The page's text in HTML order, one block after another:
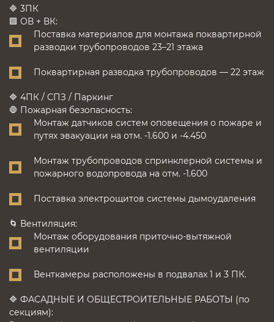
🔷 3ПК
🟩 ОВ + ВК:
Поставка материалов для монтажа поквартирной
разводки трубопроводов 23–21 этажа
Поквартирная разводка трубопроводов — 22 этаж
🔷 4ПК / СПЗ / Паркинг
🛑 Пожарная безопасность:
Монтаж датчиков систем оповещения о пожаре и
путях эвакуации на отм. -1.600 и -4.450
Монтаж трубопроводов спринклерной системы и
пожарного водопровода на отм. -1.600
Поставка электрощитов системы дымоудаления
🌀 Вентиляция:
Монтаж оборудования приточно-вытяжной
вентиляции
Венткамеры расположены в подвалах 1 и 3 ПК.
🔷 ФАСАДНЫЕ И ОБЩЕСТРОИТЕЛЬНЫЕ РАБОТЫ (по
секциям):